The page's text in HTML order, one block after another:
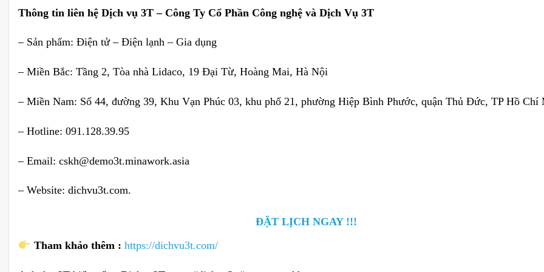
Thông tin liên hệ Dịch vụ 3T – Công Ty Cổ Phần Công nghệ và Dịch Vụ 3T
– Sản phẩm: Điện tử – Điện lạnh – Gia dụng
– Miền Bắc: Tầng 2, Tòa nhà Lidaco, 19 Đại Từ, Hoàng Mai, Hà Nội
– Miền Nam: Số 44, đường 39, Khu Vạn Phúc 03, khu phố 21, phường Hiệp Bình Phước, quận Thủ Đức, TP Hồ Chí
– Hotline: 091.128.39.95
– Email: cskh@demo3t.minawork.asia
– Website: dichvu3t.com.
ĐẶT LỊCH NGAY !!!
Tham khảo thêm : https://dichvu3t.com/